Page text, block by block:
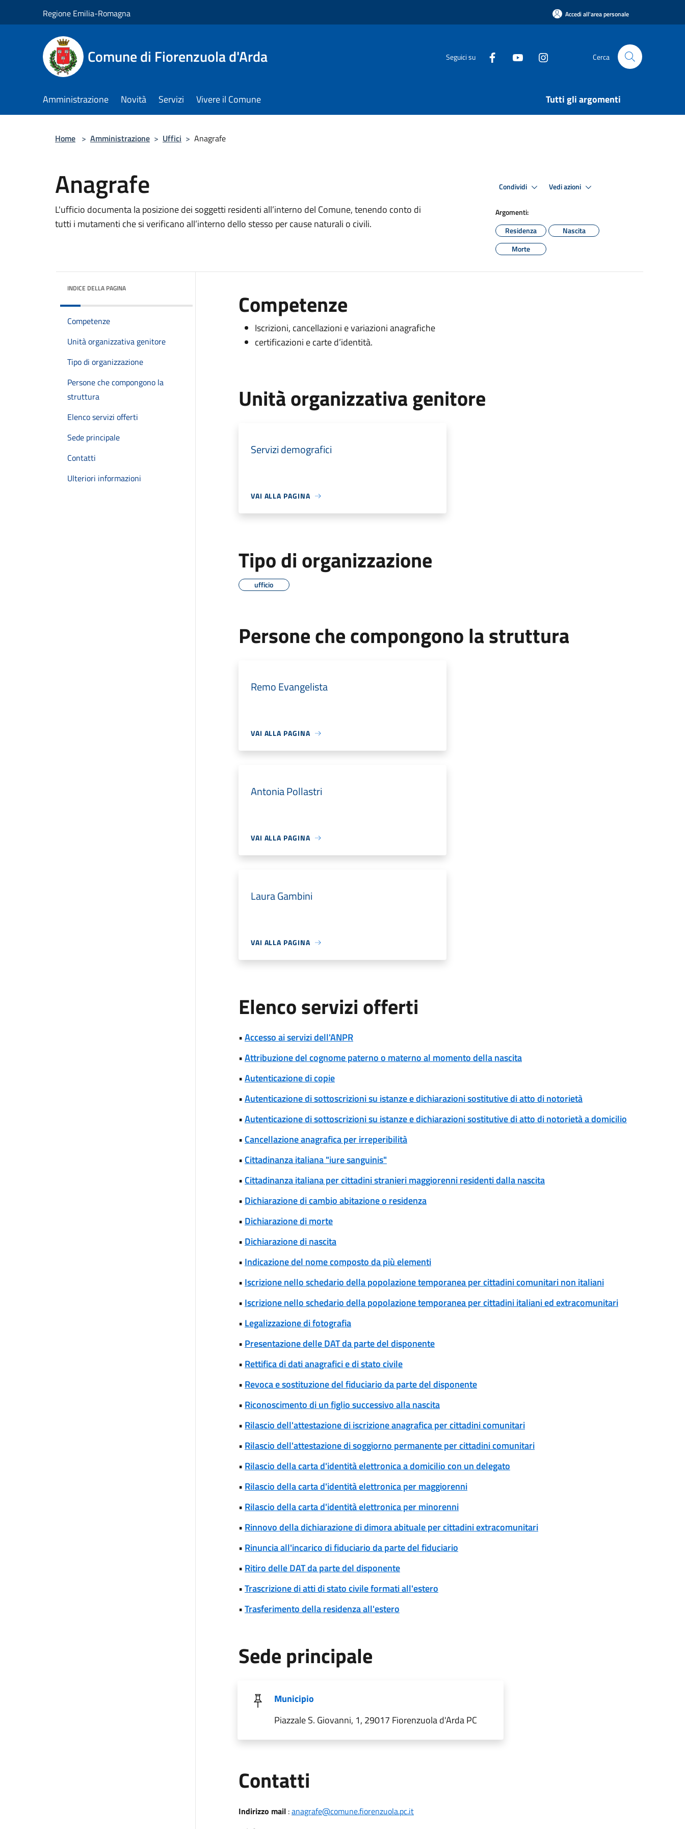
Regione Emilia-Romagna Accedi all'area personale
Comune di Fiorenzuola d'Arda Seguici su Cerca
Amministrazione Novità Servizi Vivere il Comune Tutti gli argomenti
Home > Amministrazione > Uffici > Anagrafe
Anagrafe
L'ufficio documenta la posizione dei soggetti residenti all’interno del Comune, tenendo conto di
tutti i mutamenti che si verificano all’interno dello stesso per cause naturali o civili.
Condividi Vedi azioni
Argomenti:
Residenza
Nascita
Morte
INDICE DELLA PAGINA
Competenze
Unità organizzativa genitore
Tipo di organizzazione
Persone che compongono la
struttura
Elenco servizi offerti
Sede principale
Contatti
Ulteriori informazioni
Competenze
Iscrizioni, cancellazioni e variazioni anagrafiche
certificazioni e carte d’identità.
Unità organizzativa genitore
Servizi demografici
VAI ALLA PAGINA
Tipo di organizzazione
ufficio
Persone che compongono la struttura
Remo Evangelista
VAI ALLA PAGINA
Antonia Pollastri
VAI ALLA PAGINA
Laura Gambini
VAI ALLA PAGINA
Elenco servizi offerti
•Accesso ai servizi dell'ANPR
•Attribuzione del cognome paterno o materno al momento della nascita
•Autenticazione di copie
•Autenticazione di sottoscrizioni su istanze e dichiarazioni sostitutive di atto di notorietà
•Autenticazione di sottoscrizioni su istanze e dichiarazioni sostitutive di atto di notorietà a domicilio
• Cancellazione anagrafica per irreperibilità
• Cittadinanza italiana "iure sanguinis"
• Cittadinanza italiana per cittadini stranieri maggiorenni residenti dalla nascita
• Dichiarazione di cambio abitazione o residenza
• Dichiarazione di morte
• Dichiarazione di nascita
• Indicazione del nome composto da più elementi
• Iscrizione nello schedario della popolazione temporanea per cittadini comunitari non italiani
• Iscrizione nello schedario della popolazione temporanea per cittadini italiani ed extracomunitari
• Legalizzazione di fotografia
• Presentazione delle DAT da parte del disponente
• Rettifica di dati anagrafici e di stato civile
• Revoca e sostituzione del fiduciario da parte del disponente
• Riconoscimento di un figlio successivo alla nascita
• Rilascio dell'attestazione di iscrizione anagrafica per cittadini comunitari
• Rilascio dell'attestazione di soggiorno permanente per cittadini comunitari
• Rilascio della carta d'identità elettronica a domicilio con un delegato
• Rilascio della carta d'identità elettronica per maggiorenni
• Rilascio della carta d'identità elettronica per minorenni
• Rinnovo della dichiarazione di dimora abituale per cittadini extracomunitari
• Rinuncia all'incarico di fiduciario da parte del fiduciario
• Ritiro delle DAT da parte del disponente
•Trascrizione di atti di stato civile formati all'estero
•Trasferimento della residenza all'estero
Sede principale
Municipio
Piazzale S. Giovanni, 1, 29017 Fiorenzuola d'Arda PC
Contatti
Indirizzo mail:anagrafe@comune.fiorenzuola.pc.it